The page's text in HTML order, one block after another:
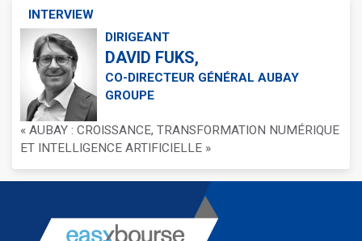
INTERVIEW
DIRIGEANT
DAVID FUKS,
CO-DIRECTEUR GÉNÉRAL AUBAY
GROUPE
« AUBAY : CROISSANCE, TRANSFORMATION NUMÉRIQUE
ET INTELLIGENCE ARTIFICIELLE »